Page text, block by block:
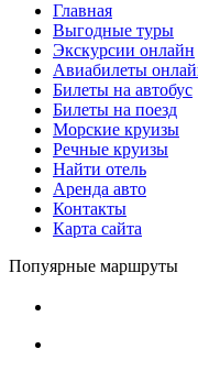
Главная
Выгодные туры
Экскурсии онлайн
Авиабилеты
Билеты на автобус
Билеты на поезд
Морские круизы
Речные круизы
Найти отель
Аренда авто
Контакты
Карта сайта
Попуярные маршруты